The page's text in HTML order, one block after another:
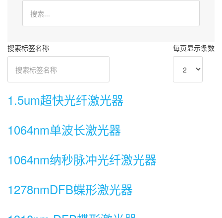
搜索标签名称 每页显示条数
1.5um超快光纤激光器
1064nm单波长激光器
1064nm纳秒脉冲光纤激光器
1278nmDFB蝶形激光器